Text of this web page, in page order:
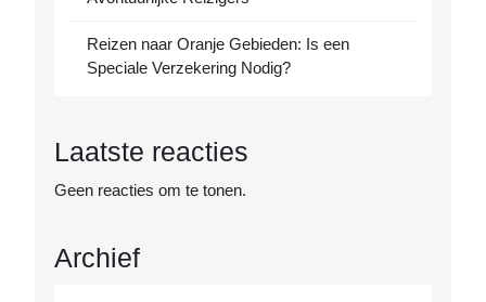
Reizen naar Oranje Gebieden: Is een
Speciale Verzekering Nodig?
Laatste reacties
Geen reacties om te tonen.
Archief